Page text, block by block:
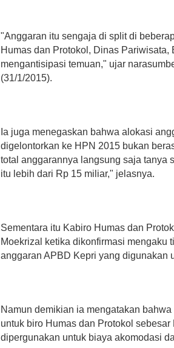
"Anggaran itu sengaja di split di
Humas dan Protokol, Dinas Pariwisata,
mengantisipasi temuan," ujar
(31/1/2015).
Ia juga menegaskan bahwa alokasi
digelontorkan ke HPN 2015 bukan
total anggarannya langsung saja tanya
itu lebih dari Rp 15 miliar," jelasnya.
Sementara itu Kabiro Humas dan
Moekrizal ketika dikonfirmasi mengaku
anggaran APBD Kepri yang digunakan
Namun demikian ia mengatakan
untuk biro Humas dan Protokol sebesar
dipergunakan untuk biaya akomodasi